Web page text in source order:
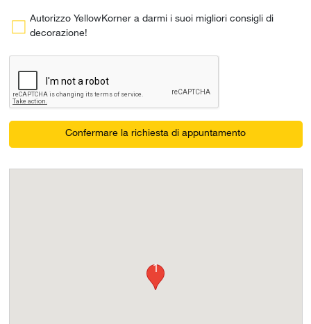
Autorizzo YellowKorner a darmi i suoi migliori consigli di
decorazione!
Confermare la richiesta di appuntamento
1